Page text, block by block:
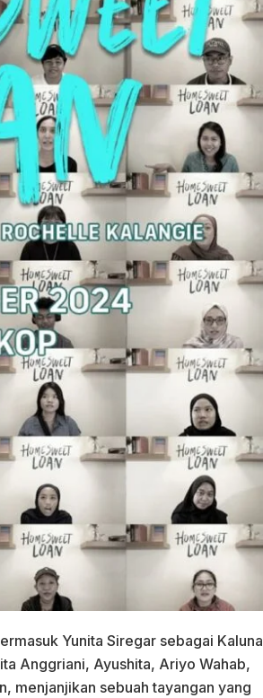
Yunita Siregar sebagai Kaluna
Anggriani, Ayushita, Ariyo Wahab,
menjanjikan sebuah tayangan yang